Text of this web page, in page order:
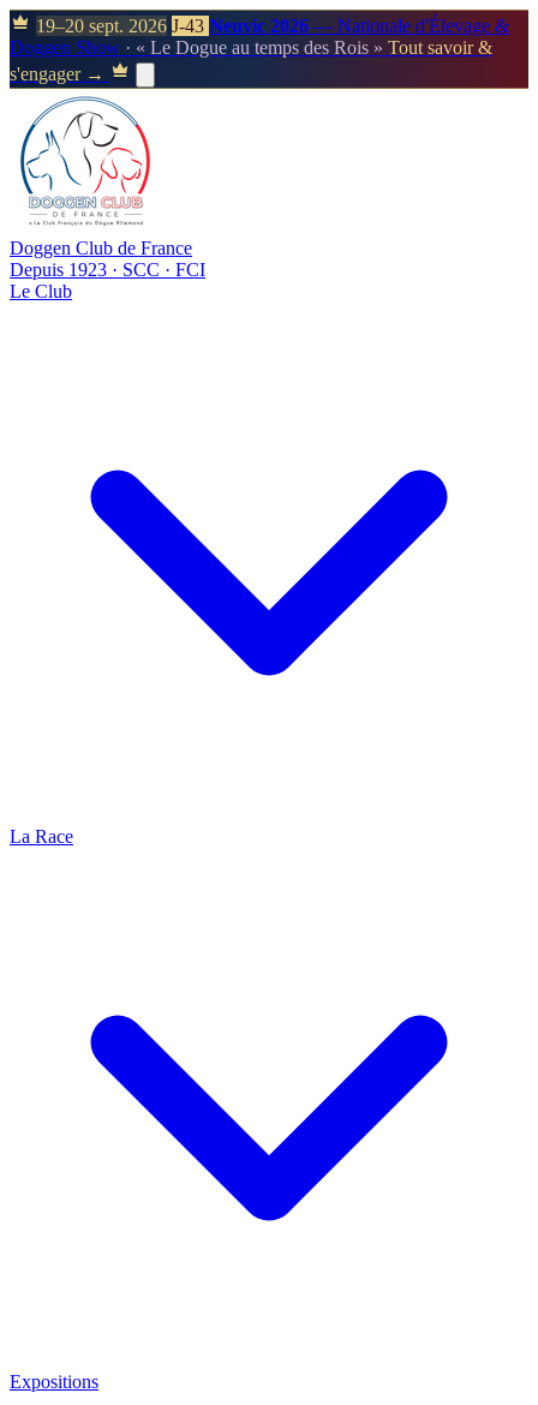
19–20 sept. 2026 J-43 Neuvic 2026 — Nationale d'Élevage &
Doggen Show · « Le Dogue au temps des Rois » Tout savoir &
s'engager →
Doggen Club de France
Depuis 1923 · SCC · FCI
Le Club
La Race
Expositions